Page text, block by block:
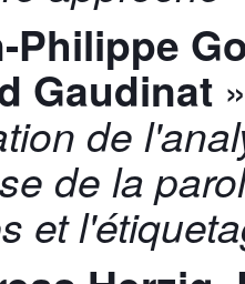
Philippe
Gaudinat
de
de la
et